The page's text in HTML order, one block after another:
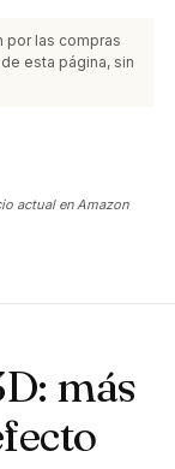
por las compras
esta página, sin
actual en Amazon
más